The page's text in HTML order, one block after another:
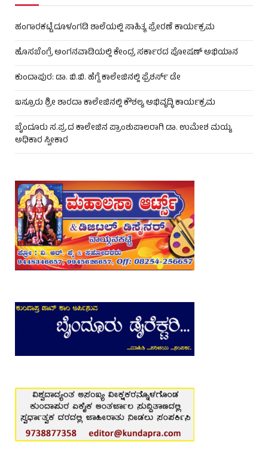
ಹಂಗಾರಕಟ್ಟೆ ದೂಳಂಗಡಿ ಶಾಲೆಯಲ್ಲಿ ಸಾಹಿತ್ಯ ಪ್ರೇರಣೆ ಕಾರ್ಯಕ್ರಮ
ಹೊಸಬೆಂಗ್ರೆ ಅಂಗನವಾಡಿಯಲ್ಲಿ ಕೇಂದ್ರ ಸರ್ಕಾರದ ಪೋಷಣ್ ಅಭಿಯಾನ
ಕುಂದಾಪುರ: ಡಾ. ಬಿ.ಬಿ. ಹೆಗ್ಡೆ ಕಾಲೇಜಿನಲ್ಲಿ ಫ್ರೆಶರ್ಸ್ ಡೇ
ಬಸ್ರೂರು ಶ್ರೀ ಶಾರದಾ ಕಾಲೇಜಿನಲ್ಲಿ ಕೌಶಲ್ಯ ಅಭಿವೃದ್ಧಿ ಕಾರ್ಯಕ್ರಮ
ಬೈಂದೂರು ಸ.ಪ್ರ.ದ ಕಾಲೇಜಿನ ಪ್ರಾಂಶುಪಾಲರಾಗಿ ಡಾ. ಉಮೇಶ ಮಯ್ಯ
ಅಧಿಕಾರ ಸ್ವೀಕಾರ